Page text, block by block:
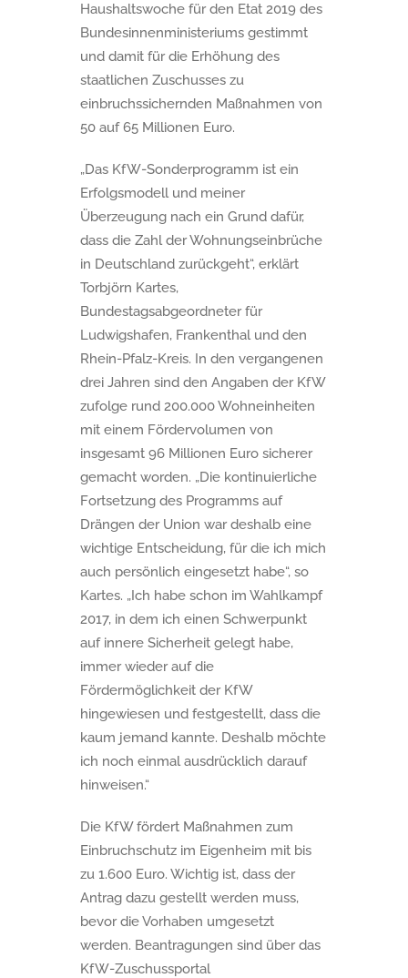
Haushaltswoche für den Etat 2019 des
Bundesinnenministeriums gestimmt
und damit für die Erhöhung des
staatlichen Zuschusses zu
einbruchssichernden Maßnahmen von
50 auf 65 Millionen Euro.
„Das KfW-Sonderprogramm ist ein
Erfolgsmodell und meiner
Überzeugung nach ein Grund dafür,
dass die Zahl der Wohnungseinbrüche
in Deutschland zurückgeht“, erklärt
Torbjörn Kartes,
Bundestagsabgeordneter für
Ludwigshafen, Frankenthal und den
Rhein-Pfalz-Kreis. In den vergangenen
drei Jahren sind den Angaben der KfW
zufolge rund 200.000 Wohneinheiten
mit einem Fördervolumen von
insgesamt 96 Millionen Euro sicherer
gemacht worden. „Die kontinuierliche
Fortsetzung des Programms auf
Drängen der Union war deshalb eine
wichtige Entscheidung, für die ich mich
auch persönlich eingesetzt habe“, so
Kartes. „Ich habe schon im Wahlkampf
2017, in dem ich einen Schwerpunkt
auf innere Sicherheit gelegt habe,
immer wieder auf die
Fördermöglichkeit der KfW
hingewiesen und festgestellt, dass die
kaum jemand kannte. Deshalb möchte
ich noch einmal ausdrücklich darauf
hinweisen.“
Die KfW fördert Maßnahmen zum
Einbruchschutz im Eigenheim mit bis
zu 1.600 Euro. Wichtig ist, dass der
Antrag dazu gestellt werden muss,
bevor die Vorhaben umgesetzt
werden. Beantragungen sind über das
KfW-Zuschussportal